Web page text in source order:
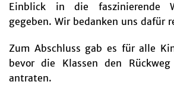
Einblick in die faszinierende
gegeben. Wir bedanken uns dafür
Zum Abschluss gab es für alle
bevor die Klassen den
antraten.